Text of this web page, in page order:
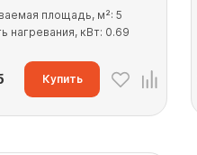
площадь, м²: 5
нагревания, кВт: 0.69
Купить